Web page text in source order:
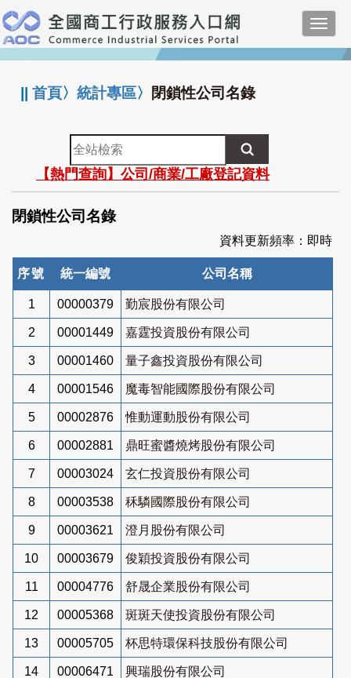
跳
到
主
要
:::
||首頁〉統計專區〉 閉鎖性公司名錄
全
站
檢
索
【熱門查詢】公司/商業/工廠登記資料
閉鎖性公司名錄
資料更新頻率：即時
序號 統一編號 公司名稱
1 00000379 勤宸股份有限公司
2 00001449 嘉霆投資股份有限公司
3 00001460 量子鑫投資股份有限公司
4 00001546 魔毒智能國際股份有限公司
5 00002876 惟動運動股份有限公司
6 00002881 鼎旺蜜醬燒烤股份有限公司
7 00003024 玄仁投資股份有限公司
8 00003538 秝驎國際股份有限公司
9 00003621 澄月股份有限公司
10 00003679 俊穎投資股份有限公司
11 00004776 舒晟企業股份有限公司
12 00005368 斑斑天使投資股份有限公司
13 00005705 杯思特環保科技股份有限公司
14 00006471 興瑞股份有限公司